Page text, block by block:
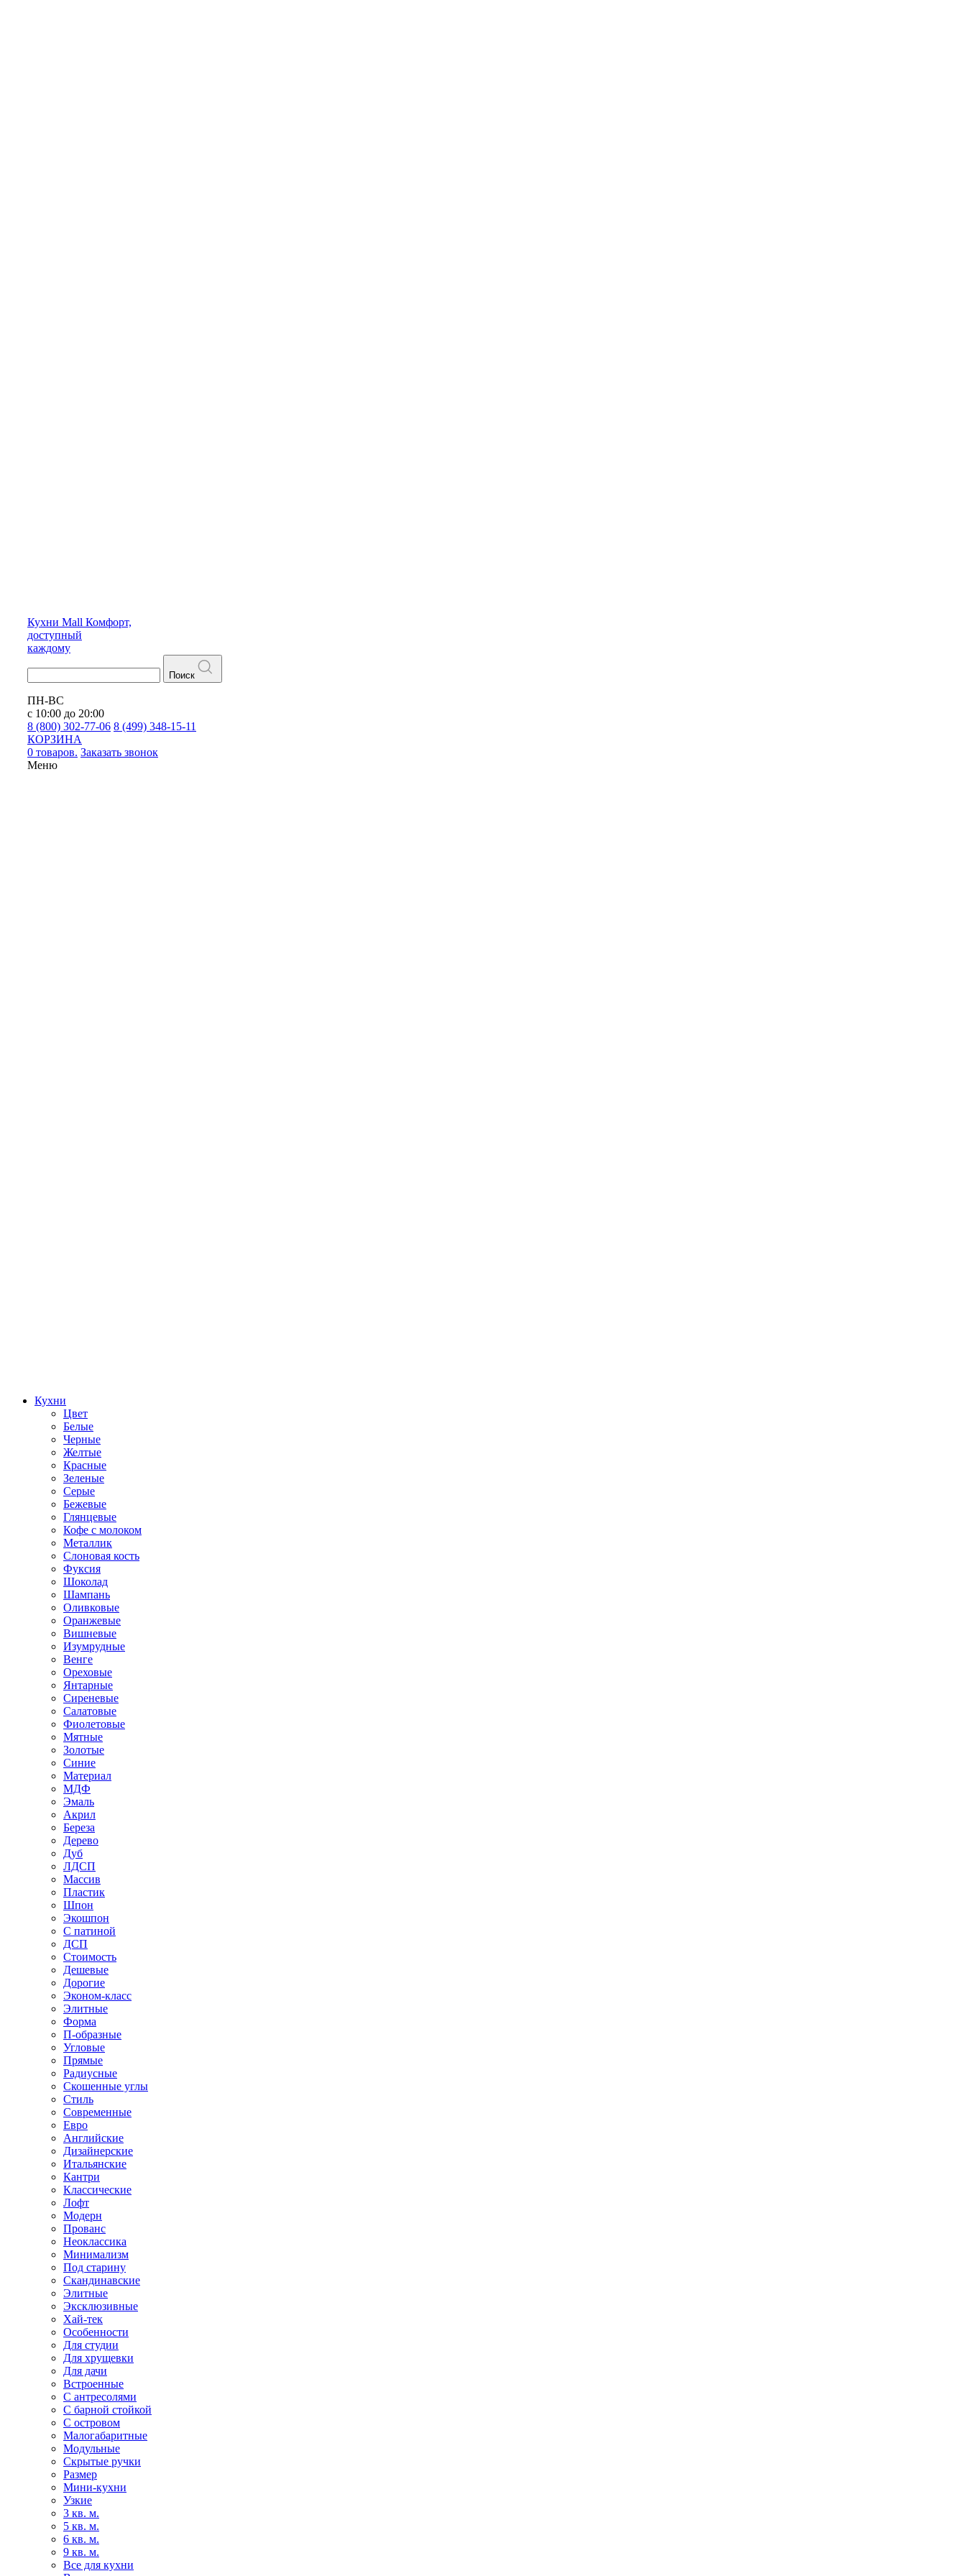
Кухни Mall Комфорт,
доступный
каждому
Поиск
ПН-ВС
с 10:00 до 20:00
8 (800) 302-77-06 8 (499) 348-15-11
КОРЗИНА
0 товаров. Заказать звонок
Меню
Кухни
Цвет
Белые
Черные
Желтые
Красные
Зеленые
Серые
Бежевые
Глянцевые
Кофе с молоком
Металлик
Слоновая кость
Фуксия
Шоколад
Шампань
Оливковые
Оранжевые
Вишневые
Изумрудные
Венге
Ореховые
Янтарные
Сиреневые
Салатовые
Фиолетовые
Мятные
Золотые
Синие
Материал
МДФ
Эмаль
Акрил
Береза
Дерево
Дуб
ЛДСП
Массив
Пластик
Шпон
Экошпон
С патиной
ДСП
Стоимость
Дешевые
Дорогие
Эконом-класс
Элитные
Форма
П-образные
Угловые
Прямые
Радиусные
Скошенные углы
Стиль
Современные
Евро
Английские
Дизайнерские
Итальянские
Кантри
Классические
Лофт
Модерн
Прованс
Неоклассика
Минимализм
Под старину
Скандинавские
Элитные
Эксклюзивные
Хай-тек
Особенности
Для студии
Для хрущевки
Для дачи
Встроенные
С антресолями
С барной стойкой
С островом
Малогабаритные
Модульные
Скрытые ручки
Размер
Мини-кухни
Узкие
3 кв. м.
5 кв. м.
6 кв. м.
9 кв. м.
Все для кухни